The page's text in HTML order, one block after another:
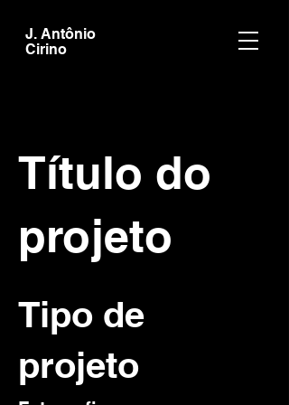
J. Antônio
Cirino
Título do
projeto
Tipo de
projeto